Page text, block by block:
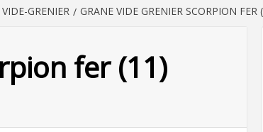
GRENIER GRANE VIDE GRENIER SCORPION FER
fer (11)